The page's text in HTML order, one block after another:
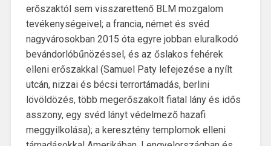
erőszaktól sem visszarettenő BLM mozgalom
tevékenységeivel; a francia, német és svéd
nagyvárosokban 2015 óta egyre jobban eluralkodó
bevándorlóbűnözéssel, és az őslakos fehérek
elleni erőszakkal (Samuel Paty lefejezése a nyílt
utcán, nizzai és bécsi terrortámadás, berlini
lövöldözés, több megerőszakolt fiatal lány és idős
asszony, egy svéd lányt védelmező hazafi
meggyilkolása); a keresztény templomok elleni